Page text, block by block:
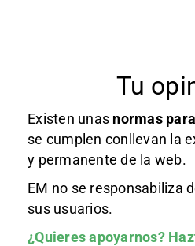
Tu
Existen unas normas
se cumplen conllevan la
y permanente de la web.
EM no se responsabiliza
sus usuarios.
¿Quieres apoyarnos?